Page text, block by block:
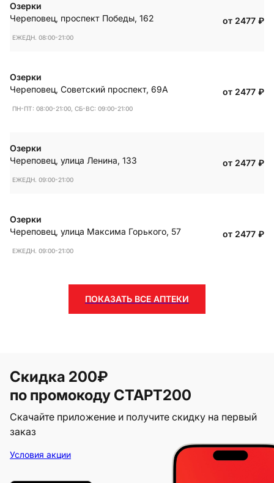
Озерки
Череповец, проспект Победы, 162
ЕЖЕДН. 08:00-21:00
от 2477 ₽
Озерки
Череповец, Советский проспект, 69А
ПН-ПТ: 08:00-21:00, СБ-ВС: 09:00-21:00
от 2477 ₽
Озерки
Череповец, улица Ленина, 133
ЕЖЕДН. 09:00-21:00
от 2477 ₽
Озерки
Череповец, улица Максима Горького, 57
ЕЖЕДН. 09:00-21:00
от 2477 ₽
ПОКАЗАТЬ ВСЕ АПТЕКИ
Скидка 200₽
по промокоду СТАРТ200
Скачайте приложение и получите скидку на первый
заказ
Условия акции